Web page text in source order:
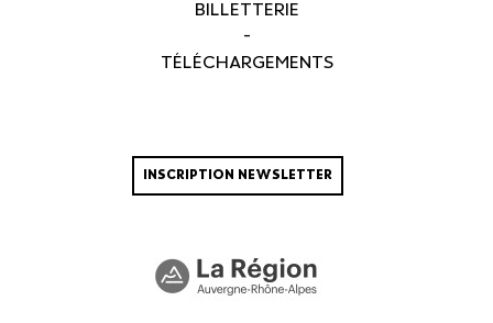
BILLETTERIE
-
TÉLÉCHARGEMENTS
INSCRIPTION NEWSLETTER